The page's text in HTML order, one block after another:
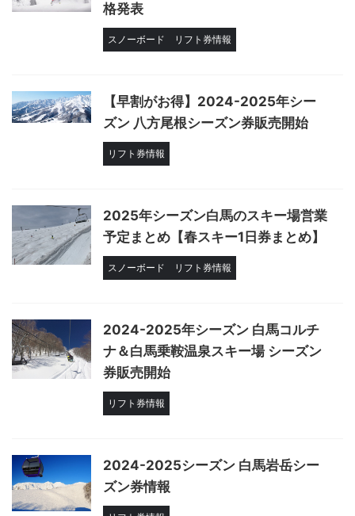
格発表
スノーボード リフト券情報
【早割がお得】2024-2025年シー
ズン 八方尾根シーズン券販売開始
リフト券情報
2025年シーズン白馬のスキー場営業
予定まとめ【春スキー1日券まとめ】
スノーボード リフト券情報
2024-2025年シーズン 白馬コルチ
ナ＆白馬乗鞍温泉スキー場 シーズン
券販売開始
リフト券情報
2024-2025シーズン 白馬岩岳シー
ズン券情報